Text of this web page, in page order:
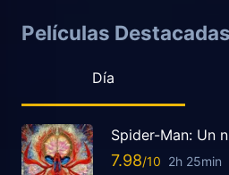
Películas Destacadas
Día
Spider-Man: Un
7.98 2h 25min